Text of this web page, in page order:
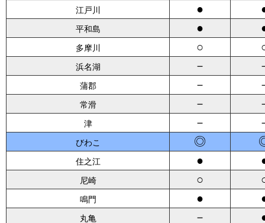
江戸川 ●
平和島 ●
多摩川 ○
浜名湖 －
蒲郡 －
常滑 －
津 －
びわこ ◎
住之江 ●
尼崎 ○
鳴門 ●
丸亀 －